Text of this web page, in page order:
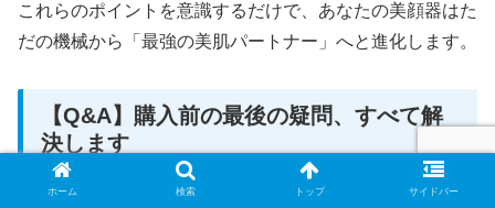
これらのポイントを意識するだけで、あなたの美顔器はた
だの機械から「最強の美肌パートナー」へと進化します。
【Q&A】購入前の最後の疑問、すべて解
決します
ホーム 検索 トップ サイドバー